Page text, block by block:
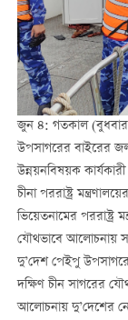
জুন ৪: গতকাল
উপসাগরের বাইরের
উন্নয়নবিষয়ক
চীনা পররাষ্ট্র
ভিয়েতনামের পররাষ্ট্র
যৌথভাবে আলোচনায়
দু’দেশ পেইপু
দক্ষিণ চীন সাগরের
আলোচনায় দু’দেশের